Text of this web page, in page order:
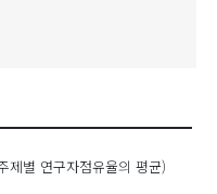
제별 연구자점유율의 평균)